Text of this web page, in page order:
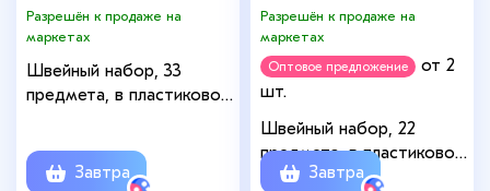
Разрешён к продаже на
маркетах
Швейный набор, 33
предмета, в пластиковом
Завтра
Разрешён к продаже на
маркетах
Оптовое предложение
от 2
шт.
Швейный набор, 22
предмета, в пластиковом
контейнере, 7.8×5.7×2.7 см
Завтра